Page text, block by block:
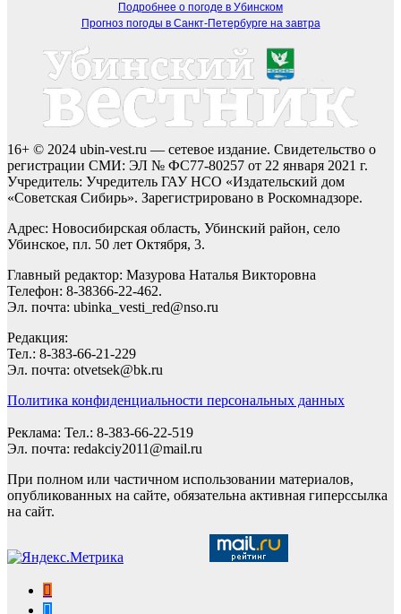
Подробнее о погоде в Убинском
Прогноз погоды в Санкт-Петербурге на завтра
16+ © 2024 ubin-vest.ru — сетевое издание. Свидетельство о
регистрации СМИ: ЭЛ № ФС77-80257 от 22 января 2021 г.
Учредитель: Учредитель ГАУ НСО «Издательский дом
«Советская Сибирь». Зарегистрировано в Роскомнадзоре.
Адрес: Новосибирская область, Убинский район, село
Убинское, пл. 50 лет Октября, 3.
Главный редактор: Мазурова Наталья Викторовна
Телефон: 8-38366-22-462.
Эл. почта: ubinka_vesti_red@nso.ru
Редакция:
Тел.: 8-383-66-21-229
Эл. почта: otvetsek@bk.ru
Политика конфиденциальности персональных данных
Реклама: Тел.: 8-383-66-22-519
Эл. почта: redakciy2011@mail.ru
При полном или частичном использовании материалов,
опубликованных на сайте, обязательна активная гиперссылка
на сайт.